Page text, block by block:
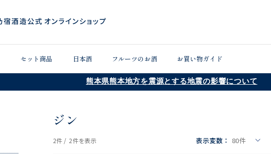
セット商品 日本酒 フルーツのお酒 お買い物ガイド
熊本県熊本地方を震源とする地震の影響について
ジン
2件 / 2件を表示 表示変数： 80件